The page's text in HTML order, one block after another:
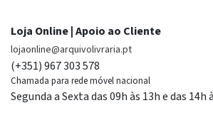
Loja Online | Apoio ao Cliente
lojaonline@arquivolivraria.pt
(+351) 967 303 578
Chamada para rede móvel nacional
Segunda a Sexta das 09h às 13h e das 14h